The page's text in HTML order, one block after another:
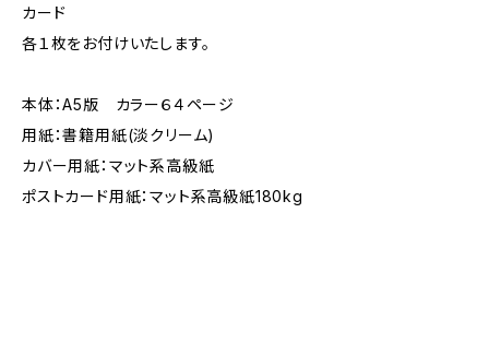
カード
各１枚をお付けいたします。
本体：A5版 カラー６４ページ
用紙：書籍用紙(淡クリーム)
カバー用紙：マット系高級紙
ポストカード用紙：マット系高級紙180kg